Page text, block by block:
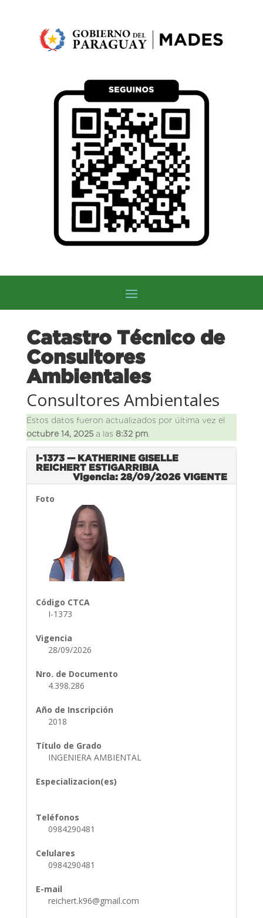
Catastro Técnico de
Consultores
Ambientales
Consultores Ambientales
Éstos datos fueron actualizados por última vez el
octubre 14, 2025a las 8:32 pm.
I-1373 — KATHERINE GISELLE
REICHERT ESTIGARRIBIA
Vigencia: 28/09/2026VIGENTE
Foto
Código CTCA
I-1373
Vigencia
28/09/2026
Nro. de Documento
4.398.286
Año de Inscripción
2018
Título de Grado
INGENIERA AMBIENTAL
Especializacion(es)
Teléfonos
0984290481
Celulares
0984290481
E-mail
reichert.k96@gmail.com